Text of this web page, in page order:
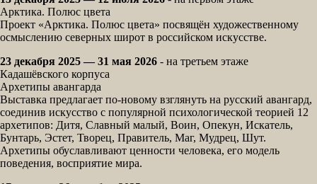
Арктика. Полюс цвета
Проект «Арктика. Полюс цвета» посвящён художественному
осмыслению северных широт в российском искусстве.
23 декабря 2025 — 31 мая 2026 - на третьем этаже
Кадашёвского корпуса
Архетипы авангарда
Выставка предлагает по-новому взглянуть на русский авангард,
соединив искусство с популярной психологической теорией 12
архетипов: Дитя, Славный малый, Воин, Опекун, Искатель,
Бунтарь, Эстет, Творец, Правитель, Маг, Мудрец, Шут.
Архетипы обуславливают ценности человека, его модель
поведения, восприятие мира.